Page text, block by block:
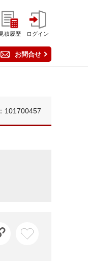
見積履歴 ログイン
お問合せ
101700457